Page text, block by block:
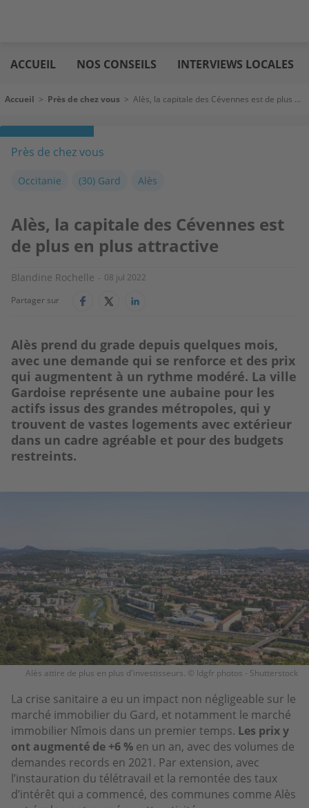
au
contenu
immo
ACCUEIL NOS CONSEILS INTERVIEWS LOCALES
Fil d'Ariane
Accueil > Près de chez vous > Alès, la capitale des Cévennes est de plus en plus attractive
Près de chez vous
Occitanie (30) Gard Alès
Alès, la capitale des Cévennes est
de plus en plus attractive
Blandine Rochelle
08 jul 2022
Partager sur
Alès prend du grade depuis quelques mois,
avec une demande qui se renforce et des prix
qui augmentent à un rythme modéré. La ville
Gardoise représente une aubaine pour les
actifs issus des grandes métropoles, qui y
trouvent de vastes logements avec extérieur
dans un cadre agréable et pour des budgets
restreints.
Alès attire de plus en plus d'investisseurs. © ldgfr photos - Shutterstock
La crise sanitaire a eu un impact non négligeable sur le
marché immobilier du Gard, et notamment le marché
immobilier Nîmois dans un premier temps. Les prix y
ont augmenté de +6 % en un an, avec des volumes de
demandes records en 2021. Par extension, avec
l’instauration du télétravail et la remontée des taux
d’intérêt qui a commencé, des communes comme Alès